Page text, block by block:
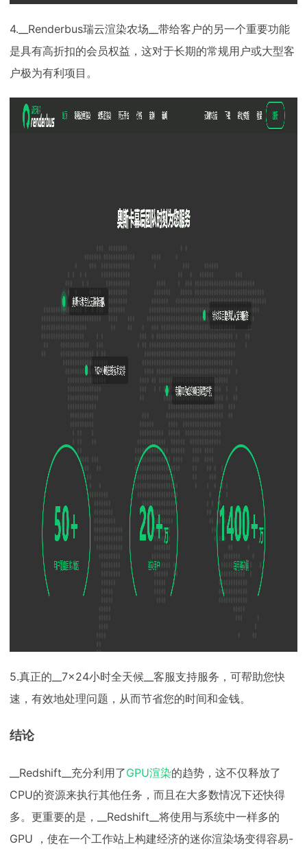
4.__Renderbus瑞云渲染农场__带给客户的另一个重要功能
是具有高折扣的会员权益，这对于长期的常规用户或大型客
户极为有利项目。
5.真正的__7×24小时全天候__客服支持服务，可帮助您快
速，有效地处理问题，从而节省您的时间和金钱。
结论
__Redshift__充分利用了GPU渲染的趋势，这不仅释放了
CPU的资源来执行其他任务，而且在大多数情况下还快得
多。更重要的是，__Redshift__将使用与系统中一样多的
GPU ，使在一个工作站上构建经济的迷你渲染场变得容易-